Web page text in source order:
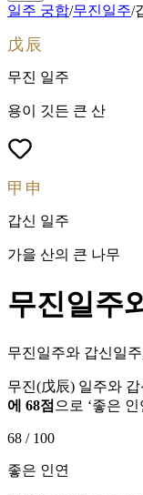
일주 궁합/무진일주/
戊辰
무진 일주
용이 깃든 큰 산
甲申
갑신 일주
가을 산의 큰 나무
무진일주
무진일주와 갑신일
무진(戊辰) 일주와 갑
에 68점 으로 ‘좋은 인
68 / 100
좋은 인연